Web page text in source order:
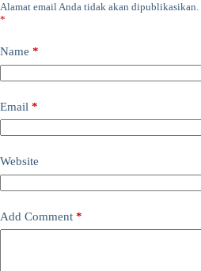
Alamat email Anda tidak akan dipublikasikan.
*
Name *
Email *
Website
Add Comment *